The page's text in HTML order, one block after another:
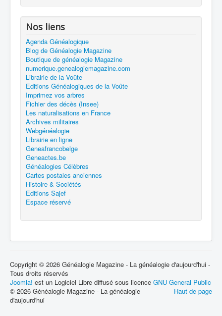
Nos liens
Agenda Généalogique
Blog de Généalogie Magazine
Boutique de généalogie Magazine
numerique.genealogiemagazine.com
Librairie de la Voûte
Editions Généalogiques de la Voûte
Imprimez vos arbres
Fichier des décès (Insee)
Les naturalisations en France
Archives militaires
Webgénéalogie
Librairie en ligne
Geneafrancobelge
Geneactes.be
Généalogies Célèbres
Cartes postales anciennes
Histoire & Sociétés
Editions Sajef
Espace réservé
Copyright © 2026 Généalogie Magazine - La généalogie d'aujourd'hui -
Tous droits réservés
Joomla! est un Logiciel Libre diffusé sous licence GNU General Public
Haut de page
© 2026 Généalogie Magazine - La généalogie
d'aujourd'hui